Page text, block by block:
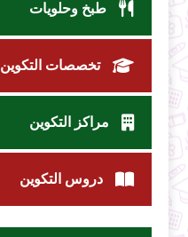
طبخ وحلويات
تخصصات التكوين
مراكز التكوين
دروس التكوين